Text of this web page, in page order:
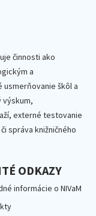
činnosti ako
a
škôl a
výskum,
externé testovanie
správa knižničného
ODKAZY
informácie o NIVaM